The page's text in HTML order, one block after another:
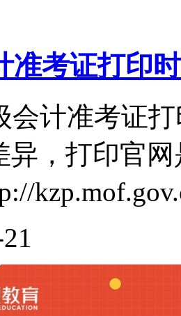
准考证打印
会计准考证
异，打印官